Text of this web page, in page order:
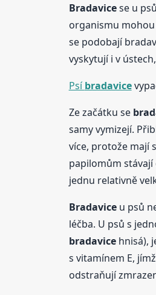
Bradavicese u
organismu
se podobají
vyskytují i v
Psíbradavice
Ze začátku se
samy vymizejí.
více, protože mají
papilomům stávají
jednu relativně
Bradaviceu psů
léčba. U psů s
bradavicehnisá),
s vitamínem E,
odstraňují